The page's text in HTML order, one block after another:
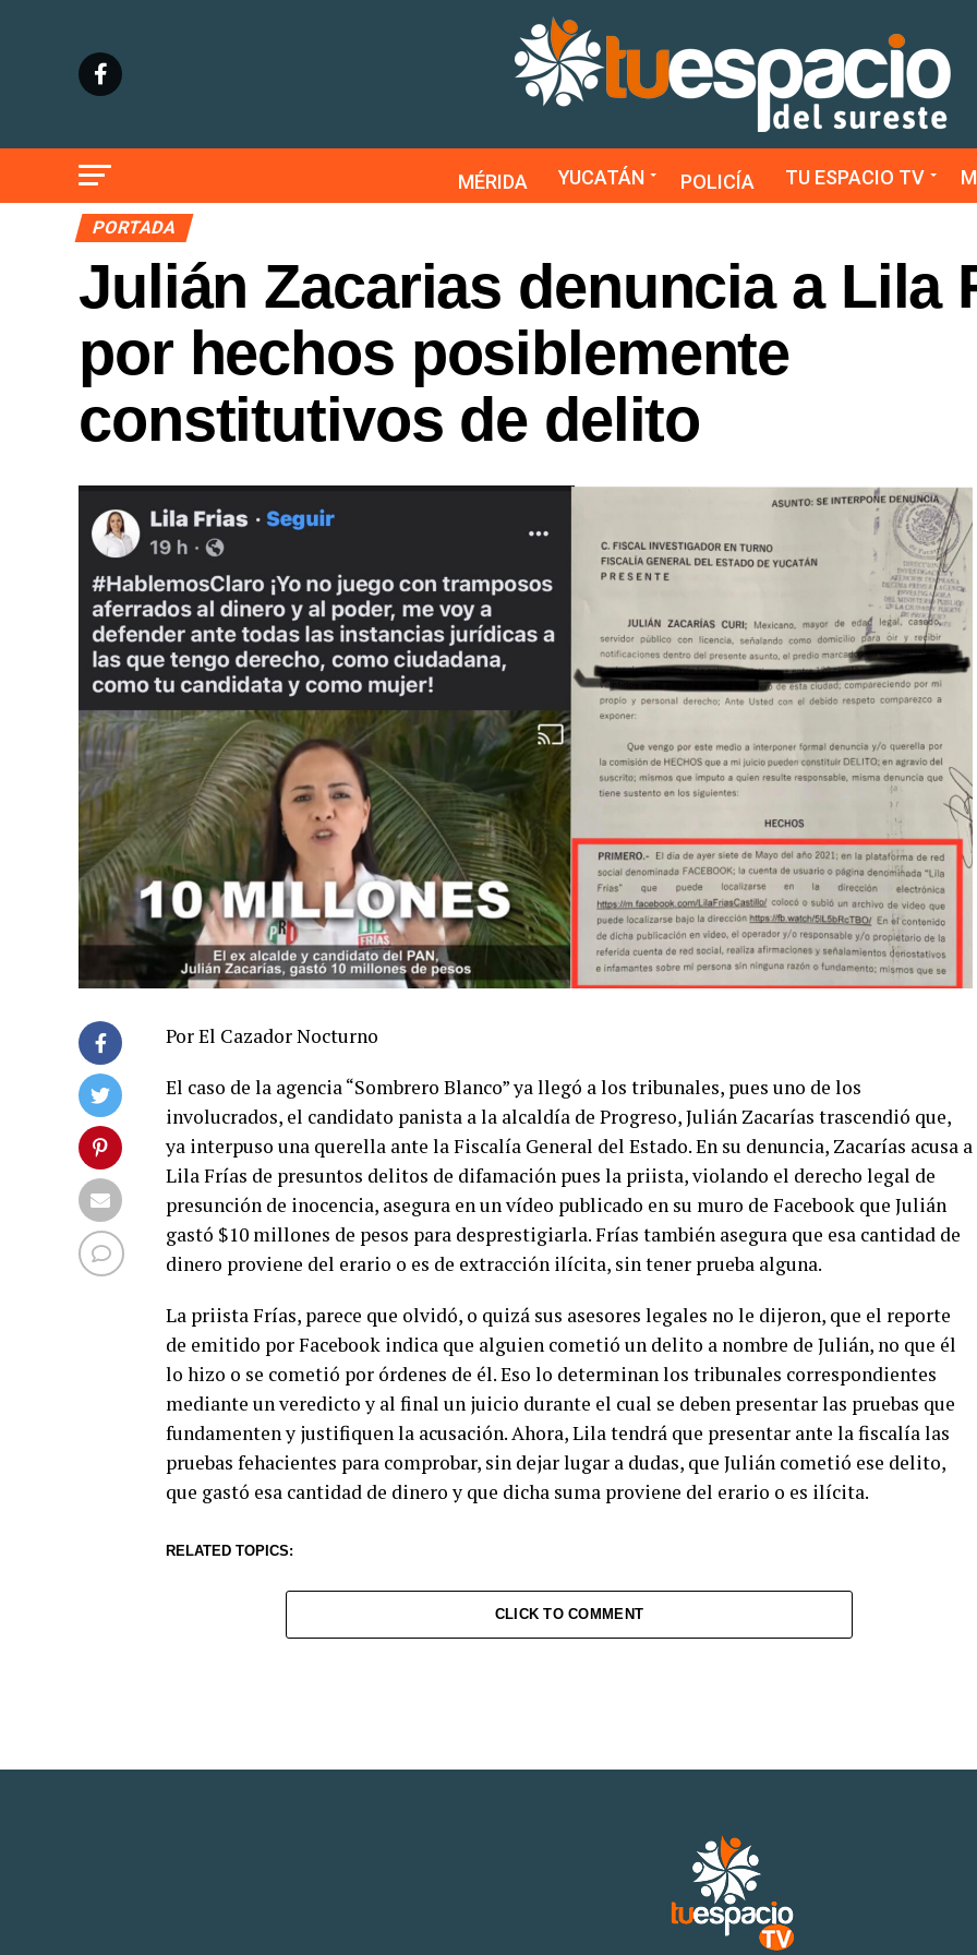
MÉRIDA YUCATÁN POLICÍA TU ESPACIO TV
PORTADA
Julián Zacarias denuncia a Lila
por hechos posiblemente
constitutivos de delito
Por El Cazador Nocturno
El caso de la agencia “Sombrero Blanco” ya llegó a los tribunales, pues uno de los
involucrados, el candidato panista a la alcaldía de Progreso, Julián Zacarías trascendió que,
ya interpuso una querella ante la Fiscalía General del Estado. En su denuncia, Zacarías acusa a
Lila Frías de presuntos delitos de difamación pues la priista, violando el derecho legal de
presunción de inocencia, asegura en un vídeo publicado en su muro de Facebook que Julián
gastó $10 millones de pesos para desprestigiarla. Frías también asegura que esa cantidad de
dinero proviene del erario o es de extracción ilícita, sin tener prueba alguna.
La priista Frías, parece que olvidó, o quizá sus asesores legales no le dijeron, que el reporte
de emitido por Facebook indica que alguien cometió un delito a nombre de Julián, no que él
lo hizo o se cometió por órdenes de él. Eso lo determinan los tribunales correspondientes
mediante un veredicto y al final un juicio durante el cual se deben presentar las pruebas que
fundamenten y justifiquen la acusación. Ahora, Lila tendrá que presentar ante la fiscalía las
pruebas fehacientes para comprobar, sin dejar lugar a dudas, que Julián cometió ese delito,
que gastó esa cantidad de dinero y que dicha suma proviene del erario o es ilícita.
RELATED TOPICS:
CLICK TO COMMENT